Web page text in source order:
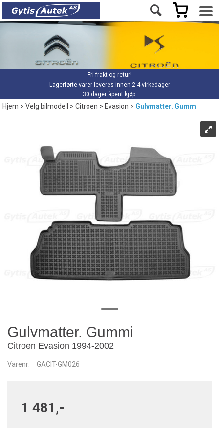
Fri frakt og retur!
Lagerførte varer leveres innen 2-4 virkedager
30 dager åpent kjøp
Hjem>Velg bilmodell >Citroen>Evasion>Gulvmatter. Gummi
Gulvmatter. Gummi
Citroen Evasion 1994-2002
Varenr: GACIT-GM026
1 481,-